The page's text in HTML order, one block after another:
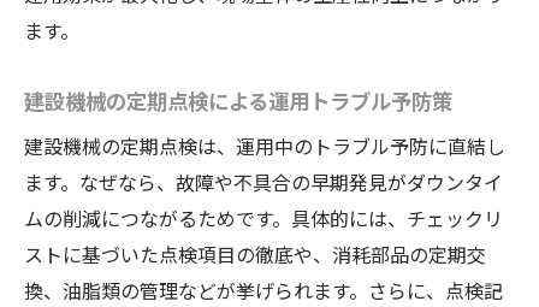
ます。
建設機械の定期点検による運用トラブル予防策
建設機械の定期点検は、運用中のトラブル予防に直結し
ます。なぜなら、故障や不具合の早期発見がダウンタイ
ムの削減につながるためです。具体的には、チェックリ
ストに基づいた点検項目の徹底や、消耗部品の定期交
換、油脂類の管理などが挙げられます。さらに、点検記